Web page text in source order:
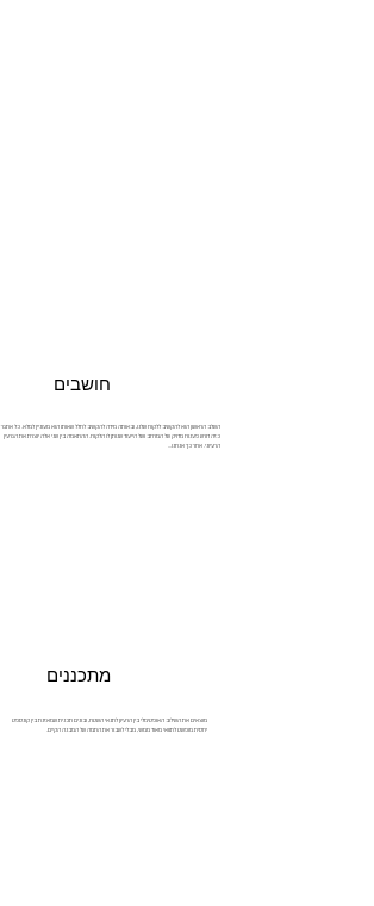
מתכננים
מוצאים את השילוב האופטימלי בין הרעיון לתנאי השטח, ובונים תכנית שמאזנת בין קונספט
יחסית מופשט לתוואי מאוד ממשי, מבלי לשבור את התמה של המבנה הקיים.
חושבים
השלב הראשון הוא להקשיב ללקוח שלנו, ובאותה מידה להקשיב לחלל שאותו הוא מעוניין למלא. כל אתגר
כזה דורש פענוח מדויק של המרחב ושל הייעוד שנותן לו הלקוח. ההתאמה בין שני אלה יוצרת את הגרעין
הרעיוני. אחר כך אנחנו...